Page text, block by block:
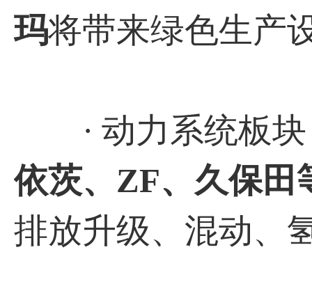
玛将带来绿色生产
· 动力系统板块
依茨、ZF、久保田
排放升级、混动、